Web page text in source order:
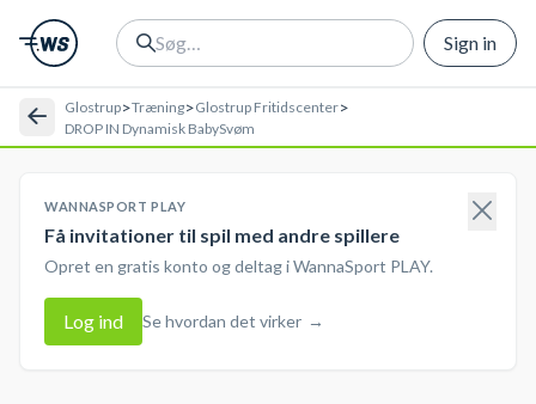
Sign in
Glostrup>Træning>Glostrup Fritidscenter>
DROP IN Dynamisk BabySvøm
WANNASPORT PLAY
Få invitationer til spil med andre spillere
Opret en gratis konto og deltag i WannaSport PLAY.
Log ind Se hvordan det virker →